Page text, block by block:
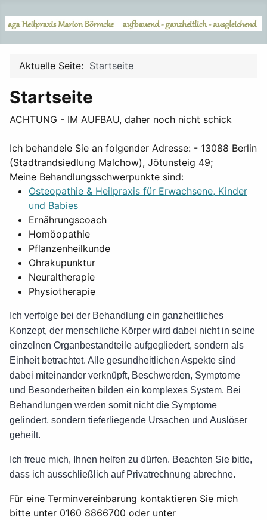
Aktuelle Seite: Startseite
Startseite
ACHTUNG - IM AUFBAU, daher noch nicht schick
Ich behandele Sie an folgender Adresse: - 13088 Berlin
(Stadtrandsiedlung Malchow), Jötunsteig 49;
Meine Behandlungsschwerpunkte sind:
Osteopathie & Heilpraxis für Erwachsene, Kinder
und Babies
Ernährungscoach
Homöopathie
Pflanzenheilkunde
Ohrakupunktur
Neuraltherapie
Physiotherapie
Ich verfolge bei der Behandlung ein ganzheitliches
Konzept, der menschliche Körper wird dabei nicht in seine
einzelnen Organbestandteile aufgegliedert, sondern als
Einheit betrachtet. Alle gesundheitlichen Aspekte sind
dabei miteinander verknüpft, Beschwerden, Symptome
und Besonderheiten bilden ein komplexes System. Bei
Behandlungen werden somit nicht die Symptome
gelindert, sondern tieferliegende Ursachen und Auslöser
geheilt.
Ich freue mich, Ihnen helfen zu dürfen. Beachten Sie bitte,
dass ich ausschließlich auf Privatrechnung abrechne.
Für eine Terminvereinbarung kontaktieren Sie mich
bitte unter 0160 8866700 oder unter